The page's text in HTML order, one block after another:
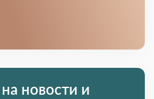
новости и